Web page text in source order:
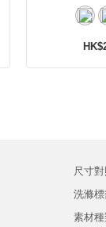
尺寸
洗滌
素材